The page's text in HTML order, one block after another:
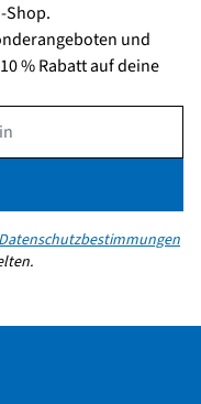
Shop.
und
% Rabatt auf deine